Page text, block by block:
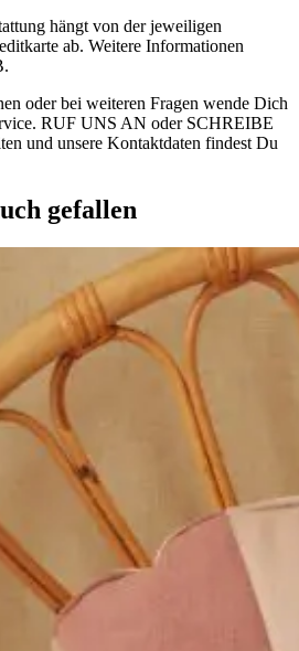
hängt von der jeweiligen
ab. Weitere Informationen
oder bei weiteren Fragen wende Dich
RUF UNS AN oder SCHREIBE
und unsere Kontaktdaten findest Du
gefallen